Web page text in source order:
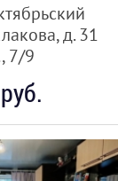
д. 31
7/9